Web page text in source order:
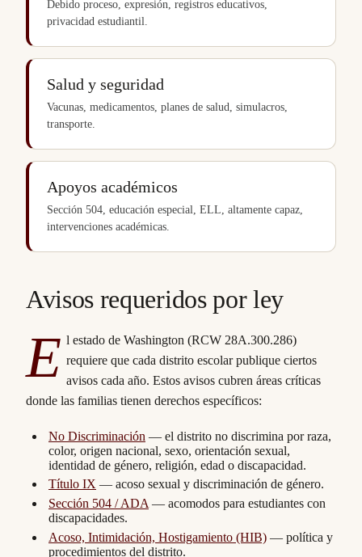
Debido proceso, expresión, registros educativos,
privacidad estudiantil.
Salud y seguridad
Vacunas, medicamentos, planes de salud, simulacros,
transporte.
Apoyos académicos
Sección 504, educación especial, ELL, altamente capaz,
intervenciones académicas.
Avisos requeridos por ley
E l estado de Washington (RCW 28A.300.286)
requiere que cada distrito escolar publique ciertos
avisos cada año. Estos avisos cubren áreas críticas
donde las familias tienen derechos específicos:
No Discriminación — el distrito no discrimina por raza,
color, origen nacional, sexo, orientación sexual,
identidad de género, religión, edad o discapacidad.
Título IX — acoso sexual y discriminación de género.
Sección 504 / ADA — acomodos para estudiantes con
discapacidades.
Acoso, Intimidación, Hostigamiento (HIB) — política y
procedimientos del distrito.